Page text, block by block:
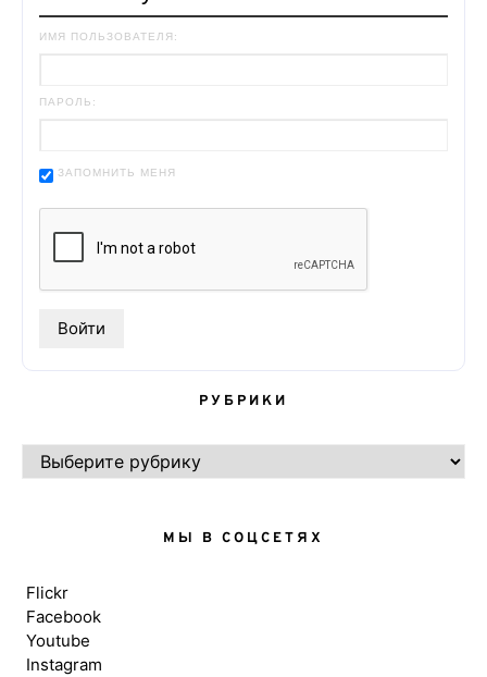
ИМЯ ПОЛЬЗОВАТЕЛЯ:
ПАРОЛЬ:
ЗАПОМНИТЬ МЕНЯ
РУБРИКИ
РУБРИКИ
МЫ В СОЦСЕТЯХ
Flickr
Facebook
Youtube
Instagram